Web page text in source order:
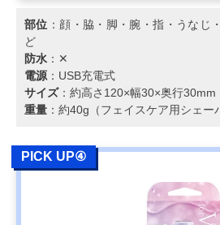
部位 ：顔・脇・脚・腕・指・うなじ
ど
防水 ：✕
電源：USB充電式
サイズ：約高さ120×幅30×奥行30mm
重量 ：約40g（フェイスケア用シェー
PICK UP④